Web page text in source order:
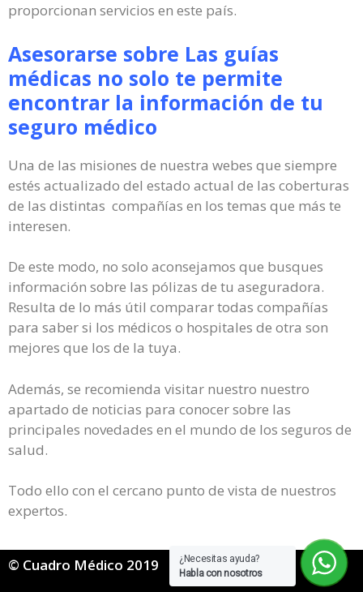
¿Necesitas ayuda?
Habla con nosotros
proporcionan servicios en este país.
Asesorarse sobre Las guías
médicas no solo te permite
encontrar la información de tu
seguro médico
Una de las misiones de nuestra webes que siempre
estés actualizado del estado actual de las coberturas
de las distintas compañías en los temas que más te
interesen.
De este modo, no solo aconsejamos que busques
información sobre las pólizas de tu aseguradora.
Resulta de lo más útil comparar todas compañías
para saber si los médicos o hospitales de otra son
mejores que los de la tuya.
Además, se recomienda visitar nuestro nuestro
apartado de noticias para conocer sobre las
principales novedades en el mundo de los seguros de
salud.
Todo ello con el cercano punto de vista de nuestros
expertos.
© Cuadro Médico 2019